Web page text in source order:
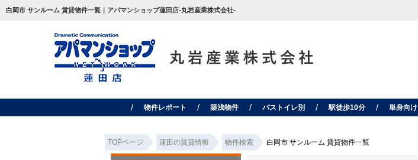
白岡市 サンルーム 賃貸物件一覧｜アパマンショップ蓮田店-丸岩産業株式会社-
物件レポート 築浅物件 バストイレ別 駅徒歩10分 単身向け
TOPページ 蓮田の賃貸情報 物件検索 白岡市 サンルーム 賃貸物件一覧